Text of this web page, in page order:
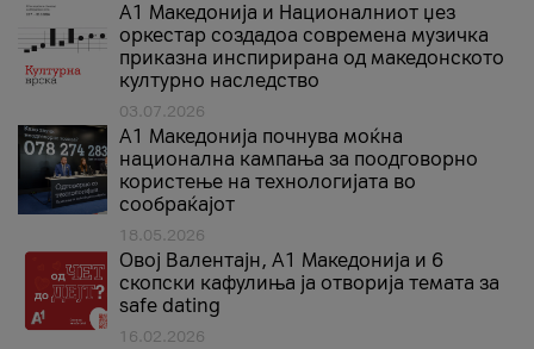
А1 Македонија и Националниот џез
оркестар создадоа современа музичка
приказна инспирирана од македонското
културно наследство
03.07.2026
A1 Македонија почнува моќна
национална кампања за поодговорно
користење на технологијата во
сообраќајот
18.05.2026
Овој Валентајн, A1 Македонија и 6
скопски кафулиња ја отворија темата за
safe dating
16.02.2026